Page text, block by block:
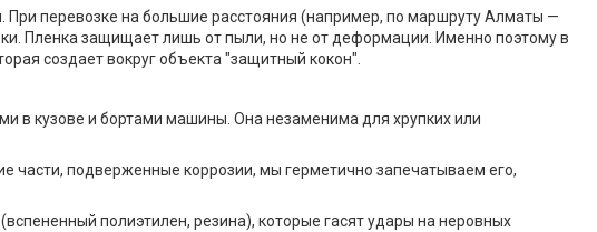
перевозке на большие расстояния (например, по маршруту Алматы —
Пленка защищает лишь от пыли, но не от деформации. Именно поэтому в
создает вокруг объекта "защитный кокон".
в кузове и бортами машины. Она незаменима для хрупких или
части, подверженные коррозии, мы герметично запечатываем его,
полиэтилен, резина), которые гасят удары на неровных